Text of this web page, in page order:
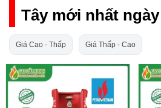
Tây mới nhất ngày
Giá Cao - Thấp Giá Thấp - Cao